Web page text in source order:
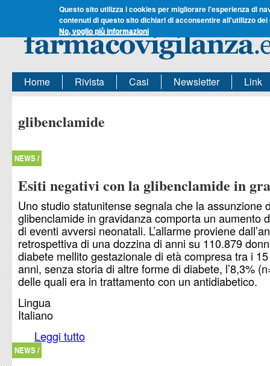
Questo sito utilizza i cookies per migliorare l'esperienza di
contenuti di questo sito dichiari di acconsentire all'utilizzo dei
No, voglio più informazioni
Home Rivista Casi Newsletter Link
glibenclamide
NEWS /
Esiti negativi con la glibenclamide in
Uno studio statunitense segnala che la assunzione
glibenclamide in gravidanza comporta un aumento
di eventi avversi neonatali. L’allarme proviene
retrospettiva di una dozzina di anni su 110.879
diabete mellito gestazionale di età compresa tra i
anni, senza storia di altre forme di diabete, l’8,3%
delle quali era in trattamento con un antidiabetico.
Lingua
Italiano
Leggi tutto
NEWS /